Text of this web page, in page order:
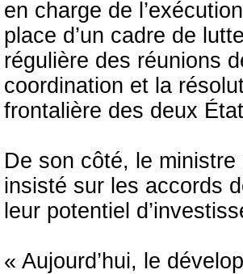
en charge de
place d’un cadre de
régulière des réunions
coordination et la
frontalière des deux
De son côté, le
insisté sur les accords
leur potentiel
« Aujourd’hui, le